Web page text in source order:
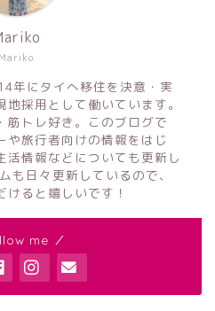
Mariko
年にタイへ移住を決意・実
採用として働いています。
筋トレ好き。このブログで
や旅行者向けの情報をはじ
活情報などについても更新し
も日々更新しているので、
ると嬉しいです！
me ／